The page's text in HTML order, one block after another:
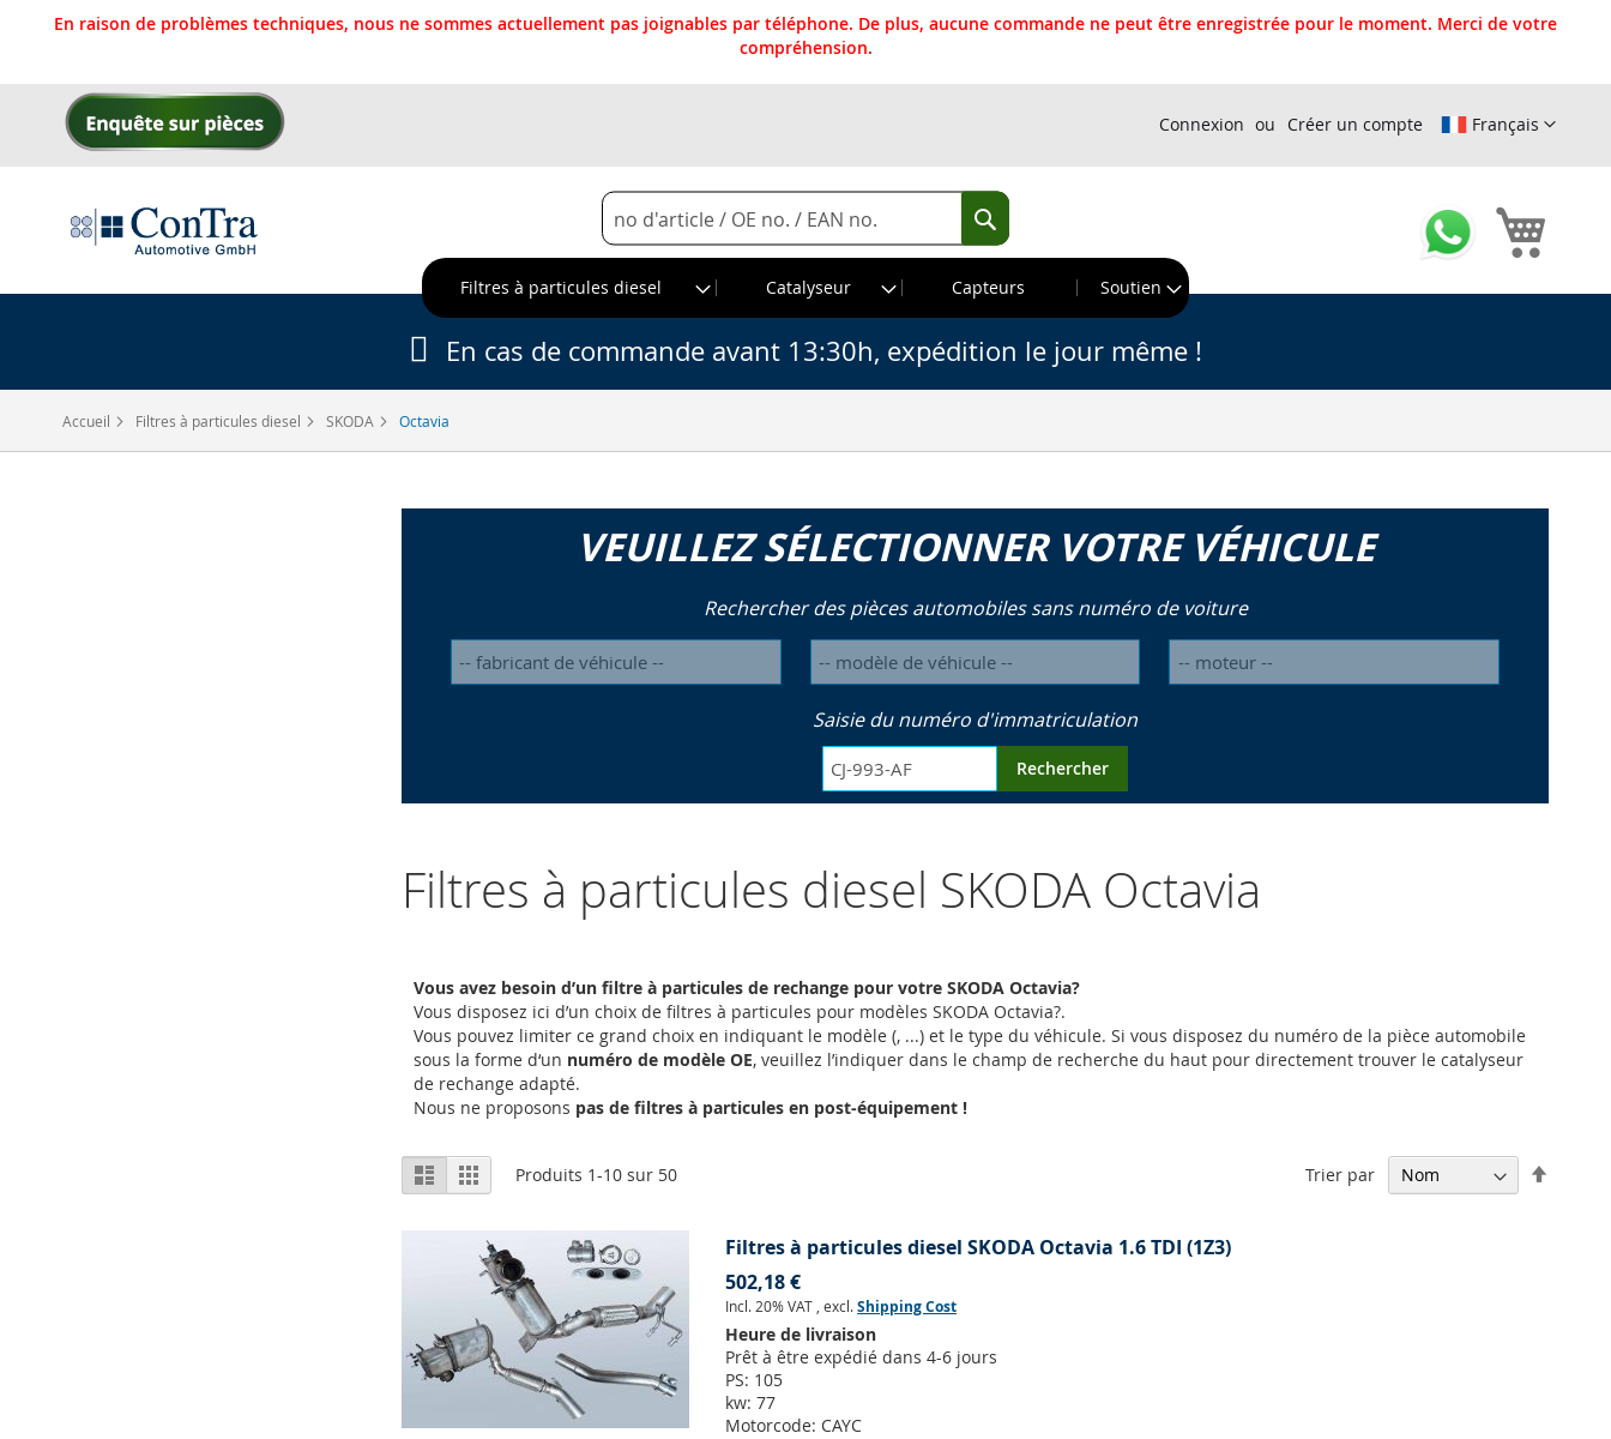
En raison de problèmes techniques, nous ne sommes actuellement pas joignables par téléphone. De plus, aucune commande ne peut être enregistrée pour le moment. Merci de votre
compréhension.
Allez
Français
Connexion Créer un compte
Rechercher
Rechercher
Filtres à particules diesel
Catalyseur Capteurs Soutien
Accueil Filtres à particules diesel SKODA Octavia
En cas de commande avant 13:30h, expédition le jour même !
VEUILLEZ SÉLECTIONNER VOTRE VÉHICULE
Rechercher des pièces automobiles sans numéro de voiture
Saisie du numéro d'immatriculation
Rechercher
Filtres à particules diesel SKODA Octavia
Vous avez besoin d’un filtre à particules de rechange pour votre SKODA Octavia?
Vous disposez ici d’un choix de filtres à particules pour modèles SKODA Octavia?.
Vous pouvez limiter ce grand choix en indiquant le modèle (, ...) et le type du véhicule. Si vous disposez du numéro de la pièce automobile
sous la forme d‘un numéro de modèle OE, veuillez l’indiquer dans le champ de recherche du haut pour directement trouver le catalyseur
de rechange adapté.
Nous ne proposons pas de filtres à particules en post-équipement !
Afficher
en
Liste GrilleProduits 1-10 sur 50 Trier par
Filtres à particules diesel SKODA Octavia 1.6 TDI (1Z3)
502,18 €
Incl. 20% VAT ,excl.Shipping Cost
Heure de livraison
Prêt à être expédié dans 4-6 jours
PS: 105
kw:77
Motorcode: CAYC